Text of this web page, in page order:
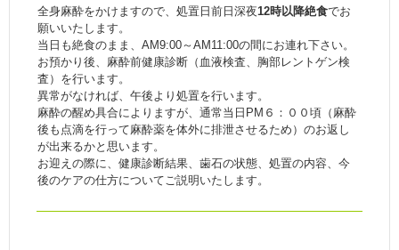
全身麻酔をかけますので、処置日前日深夜12時以降絶食でお
願いいたします。
当日も絶食のまま、AM9:00～AM11:00の間にお連れ下さい。
お預かり後、麻酔前健康診断（血液検査、胸部レントゲン検
査）を行います。
異常がなければ、午後より処置を行います。
麻酔の醒め具合によりますが、通常当日PM６：００頃（麻酔
後も点滴を行って麻酔薬を体外に排泄させるため）のお返し
が出来るかと思います。
お迎えの際に、健康診断結果、歯石の状態、処置の内容、今
後のケアの仕方についてご説明いたします。